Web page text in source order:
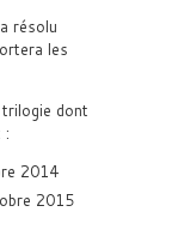
résolu
les
dont
:
2014
2015